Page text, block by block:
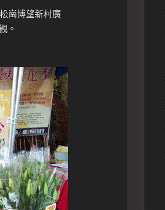
崗博望新村廣
。